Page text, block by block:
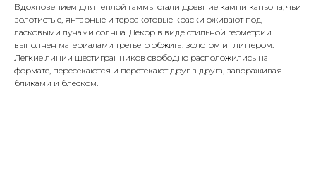
Вдохновением для теплой гаммы стали древние камни каньона, чьи
золотистые, янтарные и терракотовые краски оживают под
ласковыми лучами солнца. Декор в виде стильной геометрии
выполнен материалами третьего обжига: золотом и глиттером.
Легкие линии шестигранников свободно расположились на
формате, пересекаются и перетекают друг в друга, завораживая
бликами и блеском.